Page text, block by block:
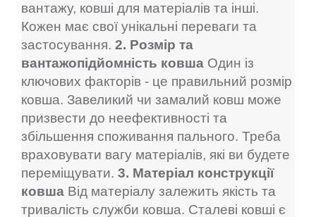
вантажу, ковші для матеріалів та інші.
Кожен має свої унікальні переваги та
застосування. 2. Розмір та
вантажопідйомність ковша Один із
ключових факторів - це правильний розмір
ковша. Завеликий чи замалий ковш може
призвести до неефективності та
збільшення споживання пального. Треба
враховувати вагу матеріалів, які ви будете
переміщувати. 3. Матеріал конструкції
ковша Від матеріалу залежить якість та
тривалість служби ковша. Сталеві ковші є